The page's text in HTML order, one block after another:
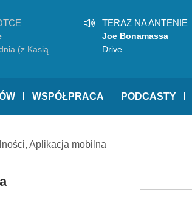
(z Kasią
TERAZ NA ANTENIE
Joe Bonamassa
Drive
WSPÓŁPRACA PODCASTY
, Aplikacja mobilna